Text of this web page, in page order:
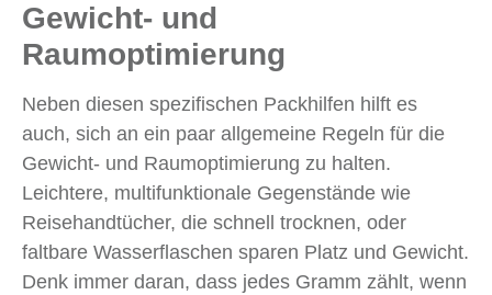
Gewicht- und
Raumoptimierung
Neben diesen spezifischen Packhilfen hilft es
auch, sich an ein paar allgemeine Regeln für die
Gewicht- und Raumoptimierung zu halten.
Leichtere, multifunktionale Gegenstände wie
Reisehandtücher, die schnell trocknen, oder
faltbare Wasserflaschen sparen Platz und Gewicht.
Denk immer daran, dass jedes Gramm zählt, wenn